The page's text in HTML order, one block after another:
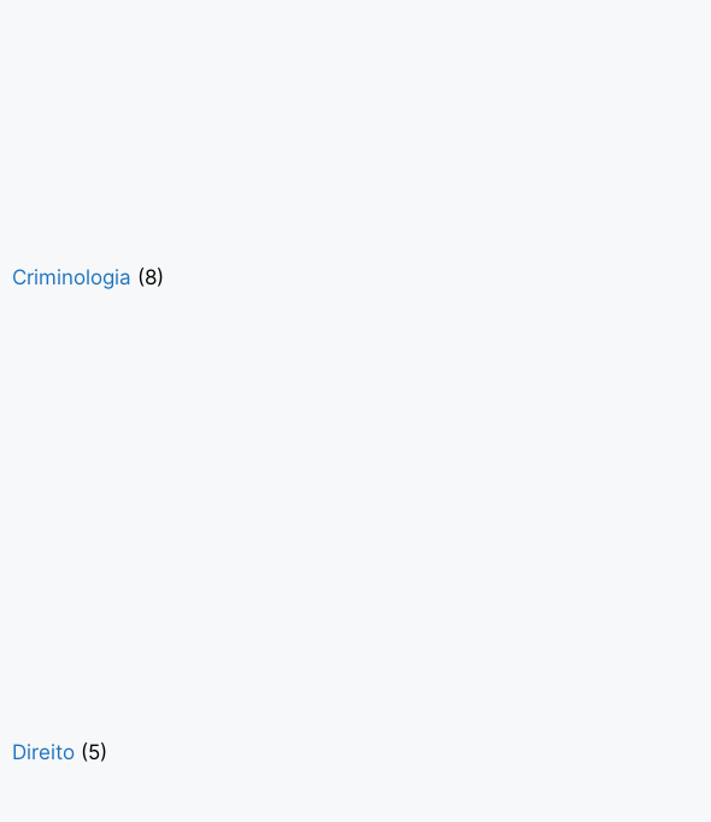
Criminologia (8)
Direito (5)